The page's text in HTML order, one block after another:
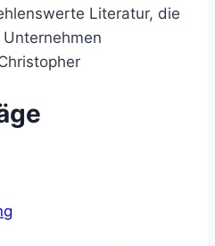
Literatur, die